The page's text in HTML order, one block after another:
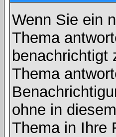
Wenn Sie ein
Thema
benachrichtigt
Thema
ohne in
Thema in Ihre